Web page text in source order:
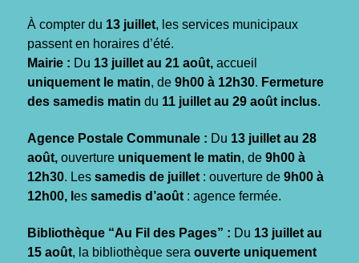
À compter du 13 juillet, les services municipaux
passent en horaires d’été.
Mairie : Du 13 juillet au 21 août, accueil
uniquement le matin, de 9h00 à 12h30. Fermeture
des samedis matin du 11 juillet au 29 août inclus.
Agence Postale Communale : Du 13 juillet au 28
août, ouverture uniquement le matin, de 9h00 à
12h30. Les samedis de juillet : ouverture de 9h00 à
12h00, l es samedis d’août : agence fermée.
Bibliothèque “Au Fil des Pages” : Du 13 juillet au
15 août, la bibliothèque sera ouverte uniquement